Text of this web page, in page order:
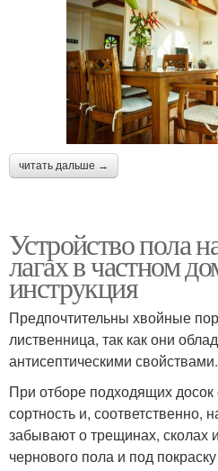
читать дальше →
Устройство пола
лагах в частном
инструкция
Предпочтительны хвойные
лиственница, так как они
антисептическими свойствами.
При отборе подходящих
сортность и, соответственно,
забывают о трещинах, сколах
чернового пола и под